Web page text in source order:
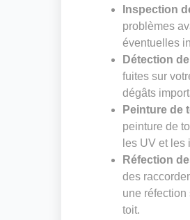
Inspection
problèmes
éventuelles
Détection
fuites sur
dégâts
Peinture de
peinture de
les UV et les
Réfection
des
une
toit.